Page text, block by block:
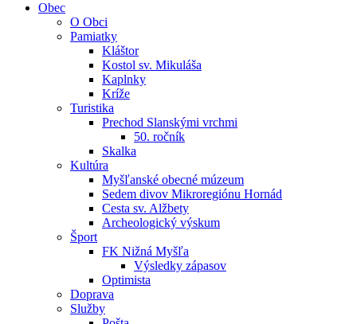
Obec
O Obci
Pamiatky
Kláštor
Kostol sv. Mikuláša
Kaplnky
Kríže
Turistika
Prechod Slanskými vrchmi
50. ročník
Skalka
Kultúra
Myšľanské obecné múzeum
Sedem divov Mikroregiónu Hornád
Cesta sv. Alžbety
Archeologický výskum
Šport
FK Nižná Myšľa
Výsledky zápasov
Optimista
Doprava
Služby